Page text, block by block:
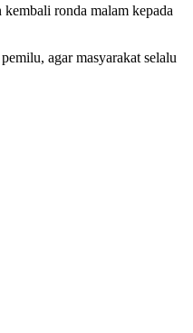
ronda malam kepada
agar masyarakat selalu